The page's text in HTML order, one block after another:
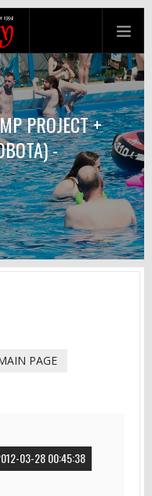
PROJECT +
-
PAGE
03-28 00:45:38